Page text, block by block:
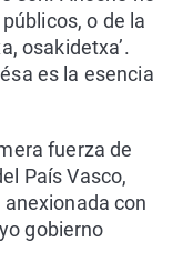
o de la
osakidetxa’.
es la esencia
fuerza de
País Vasco,
con
gobierno